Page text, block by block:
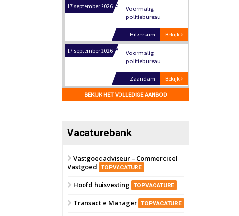
17 september 2026
Voormalig
politiebureau
Bekijk
Zaandam
8 september 2026 Zorgcomplex
Bekijk
Zwanenburg
6 oktober 2026 Transformatieobject
Oranje
28 september 2026
Grootschalig
BEKIJK HET VOLLEDIGE AANBOD
Vacaturebank
Vastgoedadviseur – Commercieel
Vastgoed
TOPVACATURE
Hoofd huisvesting TOPVACATURE
Transactie Manager TOPVACATURE